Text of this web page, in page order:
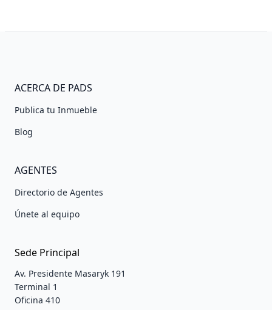
ACERCA DE PADS
Publica tu Inmueble
Blog
AGENTES
Directorio de Agentes
Únete al equipo
Sede Principal
Av. Presidente Masaryk 191
Terminal 1
Oficina 410